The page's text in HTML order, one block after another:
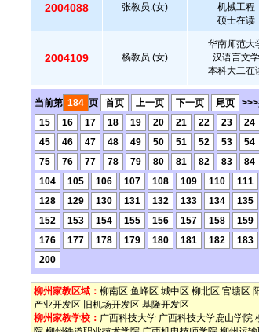
2004088 张教员.(女)
机械工程
硕士在读
2004109 杨教员.(女)
华南师范大
汉语言文学
本科大二在
当前第 184 页 首页 上一页 下一页 尾页
15
16 17 18 19 20 21 22 23 24
45
46 47 48 49 50 51 52 53 54
75
76 77 78 79 80 81 82 83 84
104
105 106 107 108 109 110 111
128
129 130 131 132 133 134 135
152
153 154 155 156 157 158 159
176
177 178 179 180 181 182 183
200
柳州家教区域： 柳南区 鱼峰区 城中区 柳北区 官塘区
产业开发区
旧机场开发区 基隆开发区
柳州家教学校： 广西科技大学 广西科技大学鹿山学院